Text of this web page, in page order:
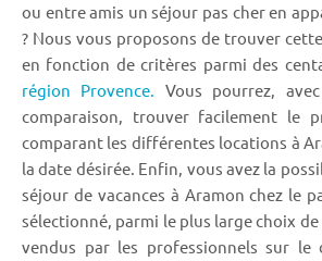
ou entre amis un séjour pas cher en
? Nous vous proposons de trouver
en fonction de critères parmi des
région Provence. Vous pourrez,
comparaison, trouver facilement le
comparant les différentes locations à
la date désirée. Enfin, vous avez la
séjour de vacances à Aramon chez le
sélectionné, parmi le plus large choix
vendus par les professionnels sur le